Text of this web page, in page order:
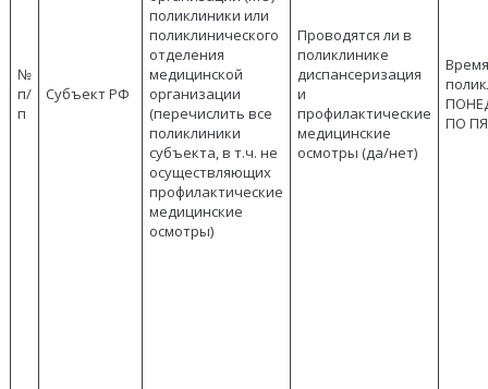
№
п/
п
Субъект РФ
поликлиники или
поликлинического
отделения
медицинской
организации
(перечислить все
поликлиники
субъекта, в т.ч. не
осуществляющих
профилактические
медицинские
осмотры)
Проводятся ли в
поликлинике
диспансеризация
и
профилактические
медицинские
осмотры (да/нет)
ПО